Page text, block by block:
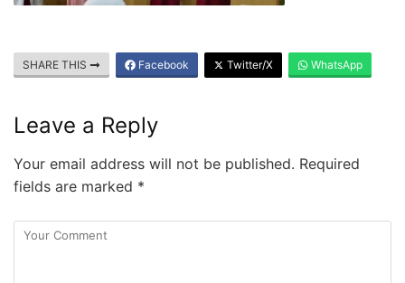
SHARE THIS Facebook Twitter/X WhatsApp
Leave a Reply
Your email address will not be published. Required
fields are marked *